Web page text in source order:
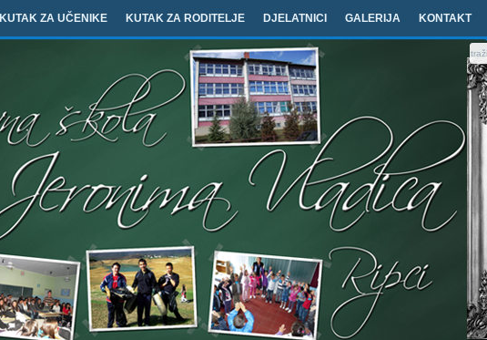
KUTAK ZA UČENIKE KUTAK ZA RODITELJE DJELATNICI GALERIJA KONTAKT